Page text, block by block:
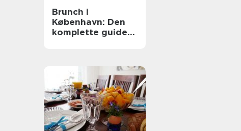
Brunch i
København: Den
komplette guide